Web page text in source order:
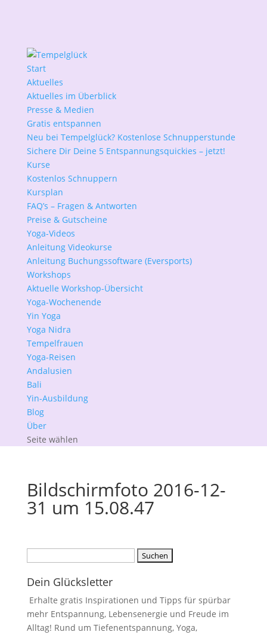
Start
Aktuelles
Aktuelles im Überblick
Presse & Medien
Gratis entspannen
Neu bei Tempelglück? Kostenlose Schnupperstunde
Sichere Dir Deine 5 Entspannungsquickies – jetzt!
Kurse
Kostenlos Schnuppern
Kursplan
FAQ’s – Fragen & Antworten
Preise & Gutscheine
Yoga-Videos
Anleitung Videokurse
Anleitung Buchungssoftware (Eversports)
Workshops
Aktuelle Workshop-Übersicht
Yoga-Wochenende
Yin Yoga
Yoga Nidra
Tempelfrauen
Yoga-Reisen
Andalusien
Bali
Yin-Ausbildung
Blog
Über
Seite wählen
Bildschirmfoto 2016-12-
31 um 15.08.47
Dein Glücksletter
Erhalte gratis Inspirationen und Tipps für spürbar
mehr Entspannung, Lebensenergie und Freude im
Alltag! Rund um Tiefenentspannung, Yoga,